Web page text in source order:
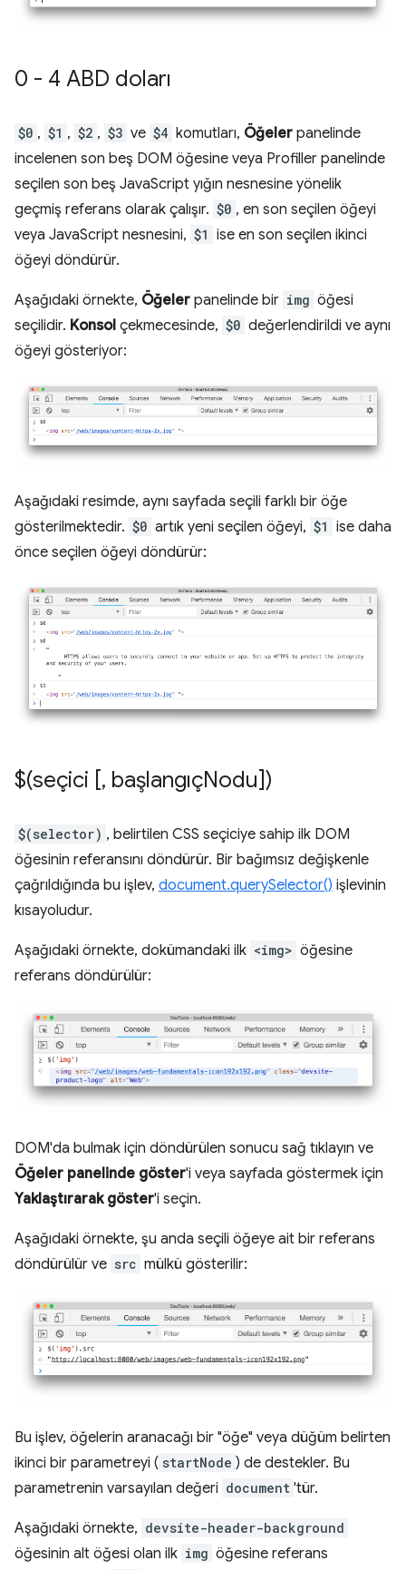
0 - 4 ABD doları
$0 , $1 , $2 , $3 ve $4 komutları, Öğeler panelinde
incelenen son beş DOM öğesine veya Profiller panelinde
seçilen son beş JavaScript yığın nesnesine yönelik
geçmiş referans olarak çalışır. $0 , en son seçilen öğeyi
veya JavaScript nesnesini, $1 ise en son seçilen ikinci
öğeyi döndürür.
Aşağıdaki örnekte, Öğeler panelinde bir img öğesi
seçilidir. Konsol çekmecesinde, $0 değerlendirildi ve aynı
öğeyi gösteriyor:
Aşağıdaki resimde, aynı sayfada seçili farklı bir öğe
gösterilmektedir. $0 artık yeni seçilen öğeyi, $1 ise daha
önce seçilen öğeyi döndürür:
$(seçici [, başlangıçNodu])
$(selector) , belirtilen CSS seçiciye sahip ilk DOM
öğesinin referansını döndürür. Bir bağımsız değişkenle
çağrıldığında bu işlev, document.querySelector() işlevinin
kısayoludur.
Aşağıdaki örnekte, dokümandaki ilk <img> öğesine
referans döndürülür:
DOM'da bulmak için döndürülen sonucu sağ tıklayın ve
Öğeler panelinde göster'i veya sayfada göstermek için
Yaklaştırarak göster'i seçin.
Aşağıdaki örnekte, şu anda seçili öğeye ait bir referans
döndürülür ve src mülkü gösterilir:
Bu işlev, öğelerin aranacağı bir "öğe" veya düğüm belirten
ikinci bir parametreyi ( startNode ) de destekler. Bu
parametrenin varsayılan değeri document 'tür.
Aşağıdaki örnekte, devsite-header-background
öğesinin alt öğesi olan ilk img öğesine referans